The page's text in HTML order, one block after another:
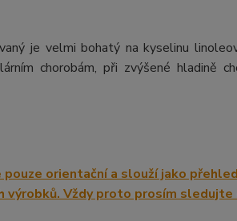
je velmi bohatý na kyselinu
chorobám, při zvýšené hladině